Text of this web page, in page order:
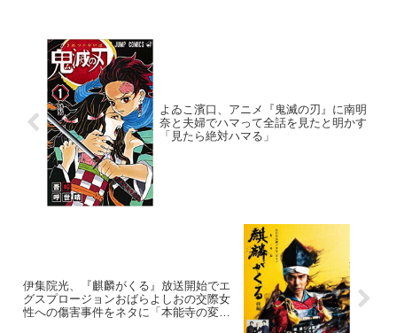
よゐこ濱口、アニメ『鬼滅の刃』に南明
奈と夫婦でハマって全話を見たと明かす
「見たら絶対ハマる」
伊集院光、『麒麟がくる』放送開始でエ
グスプロージョンおばらよしおの交際女
性への傷害事件をネタに「本能寺の変で